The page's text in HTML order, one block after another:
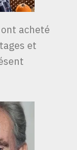
acheté
et